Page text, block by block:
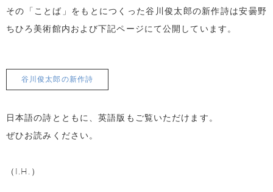
その「ことば」をもとにつくった谷川俊太郎の新作詩は安曇野
ちひろ美術館内および下記ページにて公開しています。
谷川俊太郎の新作詩
日本語の詩とともに、英語版もご覧いただけます。
ぜひお読みください。
（I.H.）